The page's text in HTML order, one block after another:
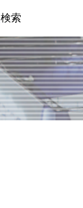
検索